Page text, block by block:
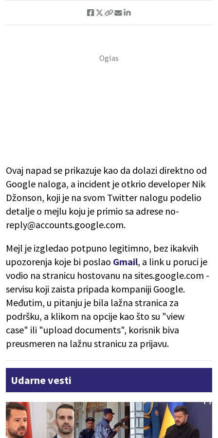
Ovaj napad se prikazuje kao da dolazi direktno od
Google naloga, a incident je otkrio developer Nik
Džonson, koji je na svom Twitter nalogu podelio
detalje o mejlu koju je primio sa adrese no-
reply@accounts.google.com.
Mejl je izgledao potpuno legitimno, bez ikakvih
upozorenja koje bi poslao Gmail, a link u poruci je
vodio na stranicu hostovanu na sites.google.com -
servisu koji zaista pripada kompaniji Google.
Međutim, u pitanju je bila lažna stranica za
podršku, a klikom na opcije kao što su "view
case" ili "upload documents", korisnik biva
preusmeren na lažnu stranicu za prijavu.
Udarne vesti